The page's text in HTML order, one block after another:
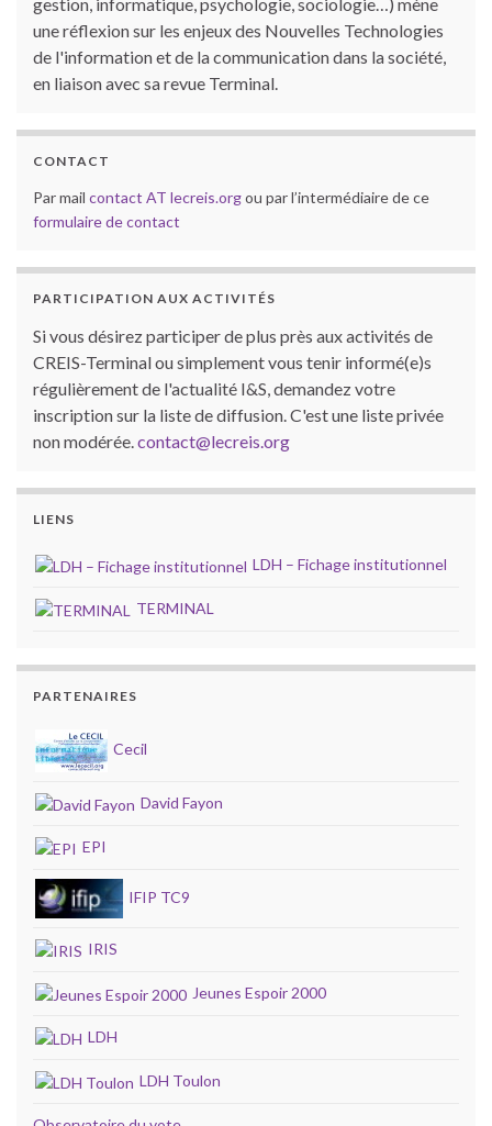
gestion, informatique, psychologie, sociologie…) mène
une réflexion sur les enjeux des Nouvelles Technologies
de l'information et de la communication dans la société,
en liaison avec sa revue Terminal.
CONTACT
Par mail contact AT lecreis.orgou par l’intermédiaire de ce
formulaire de contact
PARTICIPATION AUX ACTIVITÉS
Si vous désirez participer de plus près aux activités de
CREIS-Terminal ou simplement vous tenir informé(e)s
régulièrement de l'actualité I&S, demandez votre
inscription sur la liste de diffusion. C'est une liste privée
non modérée.contact@lecreis.org
LIENS
LDH – Fichage institutionnel
TERMINAL
PARTENAIRES
Cecil
David Fayon
EPI
IFIP TC9
IRIS
Jeunes Espoir 2000
LDH
LDH Toulon